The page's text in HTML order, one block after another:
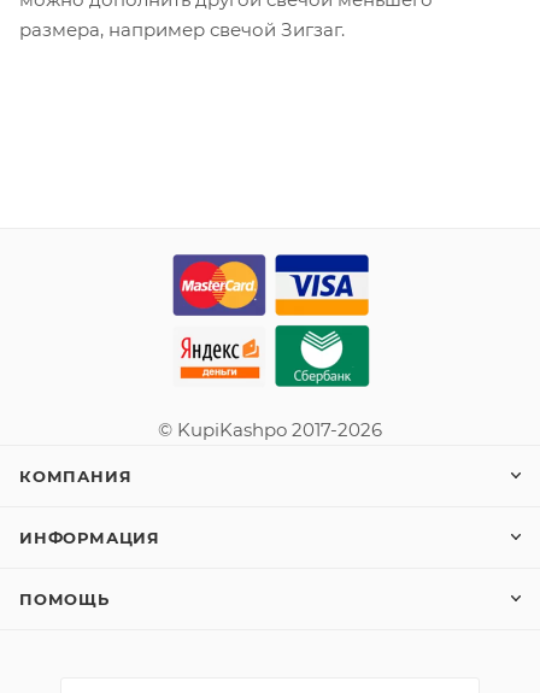
размера, например свечой Зигзаг.
© KupiKashpo 2017-2026
КОМПАНИЯ
ИНФОРМАЦИЯ
ПОМОЩЬ